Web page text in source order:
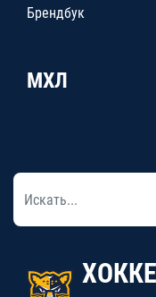
Брендбук
МХЛ